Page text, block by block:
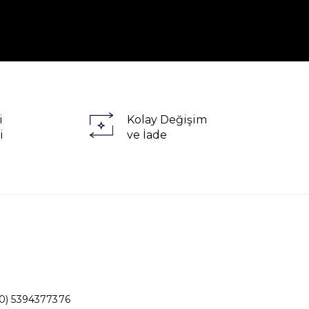
Kolay Değişim
ve İade
5394377376